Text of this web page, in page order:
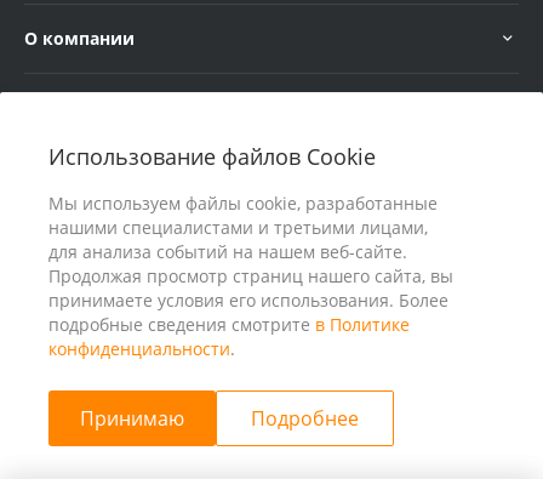
Использование файлов Cookie
Мы используем файлы cookie, разработанные
нашими специалистами и третьими лицами,
для анализа событий на нашем веб-сайте.
Продолжая просмотр страниц нашего сайта, вы
принимаете условия его использования. Более
подробные сведения смотрите в Политике
конфиденциальности.
Принимаю Подробнее
О компании